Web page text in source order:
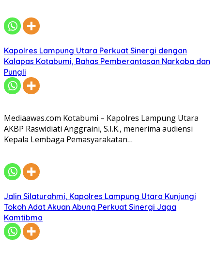
Kapolres Lampung Utara Perkuat Sinergi dengan
Kalapas Kotabumi, Bahas Pemberantasan Narkoba dan
Pungli
Mediaawas.com Kotabumi – Kapolres Lampung Utara
AKBP Raswidiati Anggraini, S.I.K., menerima audiensi
Kepala Lembaga Pemasyarakatan…
Jalin Silaturahmi, Kapolres Lampung Utara Kunjungi
Tokoh Adat Akuan Abung Perkuat Sinergi Jaga
Kamtibma